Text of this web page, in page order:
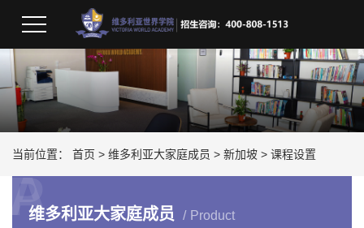
员
当前位置： 首页 > 维多利亚大家庭成员 > 新加坡 > 课程设置
维多利亚大家庭成员 Product
A
P